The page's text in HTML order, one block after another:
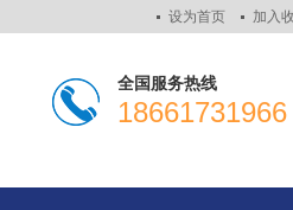
设为首页 加入
全国服务热线
18661731966